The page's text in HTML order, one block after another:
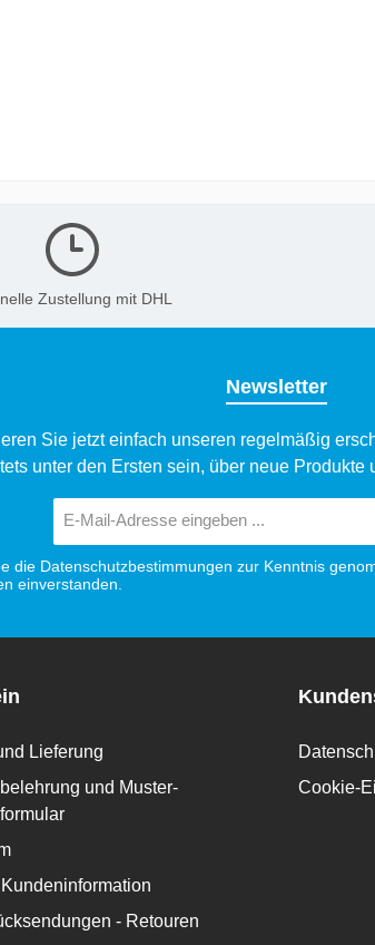
Zustellung mit DHL
Newsletter
Sie jetzt einfach unseren regelmäßig
unter den Ersten sein, über neue Produkte
Mail-
Adresse*
die Datenschutzbestimmungen zur Kenntnis
einverstanden.
Lieferung
und Muster-
- Retouren
Cookie-